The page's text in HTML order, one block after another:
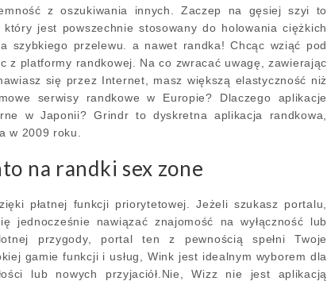
z oszukiwania innych. Zaczep na gęsiej szyi to
jest powszechnie stosowany do holowania ciężkich
szybkiego przelewu. a nawet randka! Chcąc wziąć pod
z platformy randkowej. Na co zwracać uwagę, zawierając
się przez Internet, masz większą elastyczność niż
serwisy randkowe w Europie? Dlaczego aplikacje
w Japonii? Grindr to dyskretna aplikacja randkowa,
w 2009 roku.
na randki sex zone
płatnej funkcji priorytetowej. Jeżeli szukasz portalu,
jednocześnie nawiązać znajomość na wyłączność lub
przygody, portal ten z pewnością spełni Twoje
gamie funkcji i usług, Wink jest idealnym wyborem dla
lub nowych przyjaciół.Nie, Wizz nie jest aplikacją